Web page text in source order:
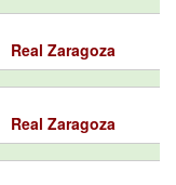
Real Zaragoza
Real Zaragoza